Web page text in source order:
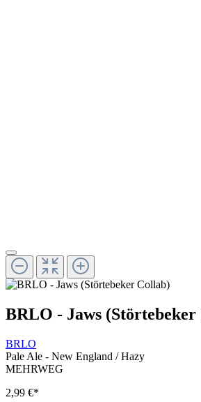
BRLO - Jaws (Störtebeker
BRLO
Pale Ale - New England / Hazy
MEHRWEG
2,99 €*